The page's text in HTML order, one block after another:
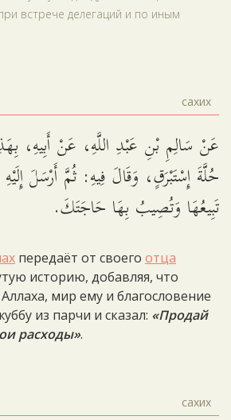
встрече делегаций и по иным
сахих
عَنْ سَالِمِ بْنِ عَبْدِ اللَّهِ، عَنْ أَبِيهِ،
حُلَّةَ إِسْتَبْرَقٍ، وَقَالَ فِيهِ: ثُمَّ أَرْسَلَ
تَبِيعُهَا وَتُصِيبُ بِهَا حَاجَتَكَ.
передаёт от своего отца
историю, добавляя, что
мир ему и благословение
из парчи и сказал: «Продай
расходы».
сахих